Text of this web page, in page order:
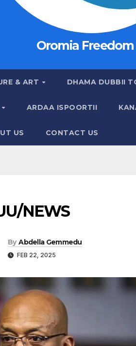
Oromia
& ART DHAMA DUBBII
ARDAA ISPOORTII
US CONTACT US
NEWS
By Abdella Gemmedu
FEB 22, 2025